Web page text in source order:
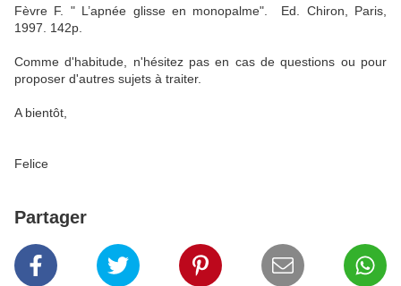
Fèvre F. " L’apnée glisse en monopalme". Ed. Chiron, Paris,
1997. 142p.
Comme d'habitude, n'hésitez pas en cas de questions ou pour
proposer d'autres sujets à traiter.
A bientôt,
Felice
Partager